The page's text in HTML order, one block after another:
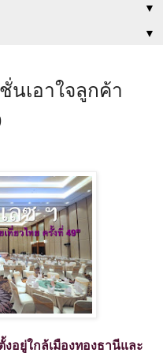
▼
▼
นเอาใจลูกค้า
อยู่ใกล้เมืองทองธานีและ